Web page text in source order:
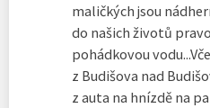
maličkých jsou
do našich životů
pohádkovou
z Budišova nad
z auta na hnízdě na